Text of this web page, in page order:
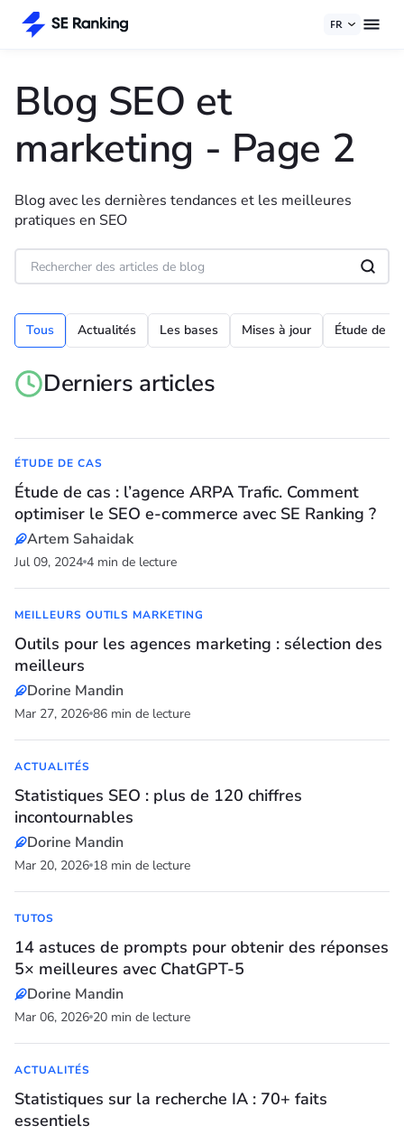
FR
Blog SEO et
marketing - Page 2
Blog avec les dernières tendances et les meilleures
pratiques en SEO
Tous Actualités Les bases Mises à jour Étude de
Derniers articles
ÉTUDE DE CAS
Étude de cas : l’agence ARPA Trafic. Comment
optimiser le SEO e-commerce avec SE Ranking ?
Artem Sahaidak
Jul 09, 2024 4 min de lecture
MEILLEURS OUTILS MARKETING
Outils pour les agences marketing : sélection des
meilleurs
Dorine Mandin
Mar 27, 2026 86 min de lecture
ACTUALITÉS
Statistiques SEO : plus de 120 chiffres
incontournables
Dorine Mandin
Mar 20, 2026 18 min de lecture
TUTOS
14 astuces de prompts pour obtenir des réponses
5× meilleures avec ChatGPT-5
Dorine Mandin
Mar 06, 2026 20 min de lecture
ACTUALITÉS
Statistiques sur la recherche IA : 70+ faits
essentiels